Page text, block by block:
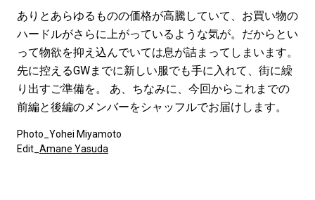
ありとあらゆるものの価格が高騰していて、お買い物の
ハードルがさらに上がっているような気が。だからとい
って物欲を抑え込んでいては息が詰まってしまいます。
先に控えるGWまでに新しい服でも手に入れて、街に繰
り出すご準備を。 あ、ちなみに、今回からこれまでの
前編と後編のメンバーをシャッフルでお届けします。
Photo_Yohei Miyamoto
Edit_ Amane Yasuda